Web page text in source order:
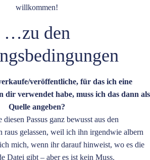
willkommen!
…zu den
veröffentliche, für das ich eine
dir verwendet habe, muss ich das dann als
Quelle angeben?
Passus ganz bewusst aus den
raus gelassen, weil ich ihn irgendwie albern
mich, wenn ihr darauf hinweist, wo es die
Datei gibt – aber es ist kein Muss.